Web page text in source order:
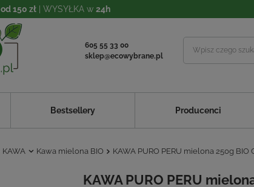
od 150 zł | WYSYŁKA w 24h
605 55 33 00
sklep@ecowybrane.pl
Bestsellery Producenci
KAWA Kawa mielona BIO KAWA PURO PERU mielona 250g
KAWA PURO PERU